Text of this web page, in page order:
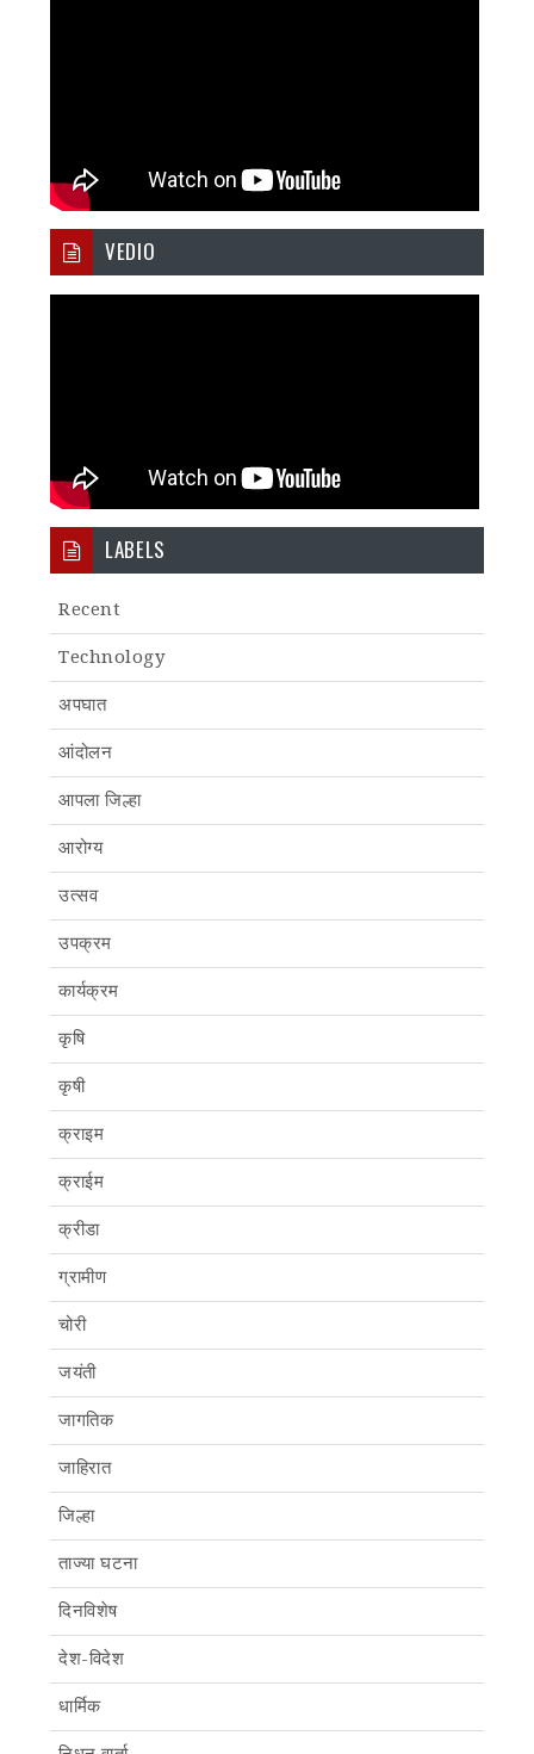
VEDIO
LABELS
Recent
Technology
अपघात
आंदोलन
आपला जिल्हा
आरोग्य
उत्सव
उपक्रम
कार्यक्रम
कृषि
कृषी
क्राइम
क्राईम
क्रीडा
ग्रामीण
चोरी
जयंती
जागतिक
जाहिरात
जिल्हा
ताज्या घटना
दिनविशेष
देश-विदेश
धार्मिक